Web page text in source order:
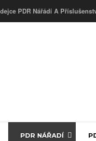
PDR Nářádí A
PDR NÁŘADÍ